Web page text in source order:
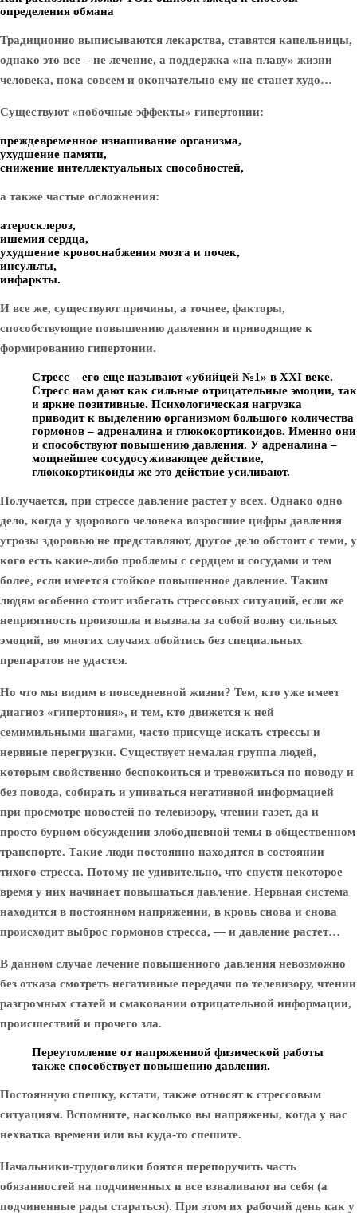
определения обмана
Традиционно выписываются лекарства, ставятся капельницы,
однако это все – не лечение, а поддержка «на плаву» жизни
человека, пока совсем и окончательно ему не станет худо…
Существуют «побочные эффекты» гипертонии:
преждевременное изнашивание организма,
ухудшение памяти,
снижение интеллектуальных способностей,
а также частые осложнения:
атеросклероз,
ишемия сердца,
ухудшение кровоснабжения мозга и почек,
инсульты,
инфаркты.
И все же, существуют причины, а точнее, факторы,
способствующие повышению давления и приводящие к
формированию гипертонии.
Стресс– его еще называют «убийцей №1» в XXI веке.
Стресс нам дают как сильные отрицательные эмоции, так
и яркие позитивные. Психологическая нагрузка
приводит к выделению организмом большого количества
гормонов – адреналина и глюкокортикоидов. Именно они
и способствуют повышению давления. У адреналина –
мощнейшее сосудосуживающее действие,
глюкокортикоиды же это действие усиливают.
Получается, при стрессе давление растет у всех. Однако одно
дело, когда у здорового человека возросшие цифры давления
угрозы здоровью не представляют, другое дело обстоит с теми, у
кого есть какие-либо проблемы с сердцем и сосудами и тем
более, если имеется стойкое повышенное давление. Таким
людям особенно стоит избегать стрессовых ситуаций, если же
неприятность произошла и вызвала за собой волну сильных
эмоций, во многих случаях обойтись без специальных
препаратов не удастся.
Но что мы видим в повседневной жизни? Тем, кто уже имеет
диагноз «гипертония», и тем, кто движется к ней
семимильными шагами, часто присуще искать стрессы и
нервные перегрузки. Существует немалая группа людей,
которым свойственно беспокоиться и тревожиться по поводу и
без повода, собирать и упиваться негативной информацией
при просмотре новостей по телевизору, чтении газет, да и
просто бурном обсуждении злободневной темы в общественном
транспорте. Такие люди постоянно находятся в состоянии
тихого стресса. Потому не удивительно, что спустя некоторое
время у них начинает повышаться давление. Нервная система
находится в постоянном напряжении, в кровь снова и снова
происходит выброс гормонов стресса, — и давление растет…
В данном случае лечение повышенного давления невозможно
без отказа смотреть негативные передачи по телевизору, чтении
разгромных статей и смаковании отрицательной информации,
происшествий и прочего зла.
Переутомление от напряженной физической работы
также способствует повышению давления.
Постоянную спешку, кстати, также относят к стрессовым
ситуациям. Вспомните, насколько вы напряжены, когда у вас
нехватка времени или вы куда-то спешите.
Начальники-трудоголики боятся перепоручить часть
обязанностей на подчиненных и все взваливают на себя (а
подчиненные рады стараться). При этом их рабочий день как у